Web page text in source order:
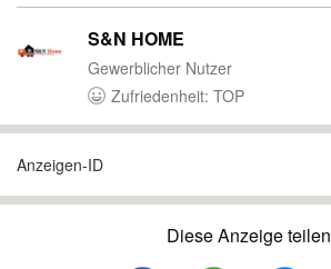
S&N HOME
Gewerblicher Nutzer
Zufriedenheit: TOP
Anzeigen-ID
Diese Anzeige teilen